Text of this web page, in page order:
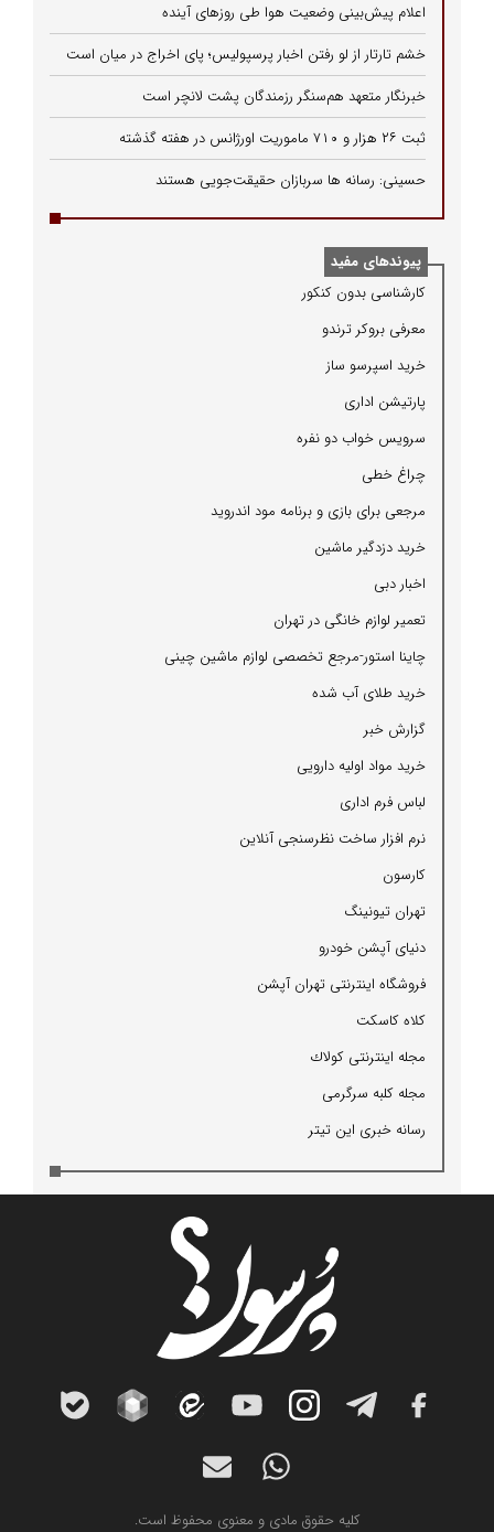
اعلام پیش‌بینی وضعیت هوا طی روزهای آینده
خشم تارتار از لو رفتن اخبار پرسپولیس؛ پای اخراج در میان است
خبرنگار متعهد هم‌سنگر رزمندگان پشت لانچر است
ثبت ۲۶ هزار و ۷۱۰ ماموریت اورژانس در هفته گذشته
حسینی: رسانه ها سربازان حقیقت‌جویی هستند
پیوندهای مفید
كارشناسی بدون كنكور
معرفی بروكر ترندو
خرید اسپرسو ساز
پارتیشن اداری
سرویس خواب دو نفره
چراغ خطی
مرجعی برای بازی و برنامه مود اندروید
خرید دزدگیر ماشین
اخبار دبی
تعمیر لوازم خانگی در تهران
چاینا استور-مرجع تخصصی لوازم ماشین چینی
خرید طلای آب شده
گزارش خبر
خرید مواد اولیه دارویی
لباس فرم اداری
نرم افزار ساخت نظرسنجی آنلاین
كارسون
تهران تیونینگ
دنیای آپشن خودرو
فروشگاه اینترنتی تهران آپشن
كلاه كاسكت
مجله اینترنتی كولاك
مجله كلبه سرگرمی
رسانه خبری این تیتر
کلیه حقوق مادی و معنوی محفوظ است.